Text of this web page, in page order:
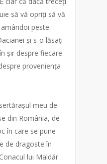
să vă opriți să vă
peste
și s-o lăsați
șir despre fiecare
proveniența
meu de
din România, de
în care se pune
de dragoste în
lui Maldăr